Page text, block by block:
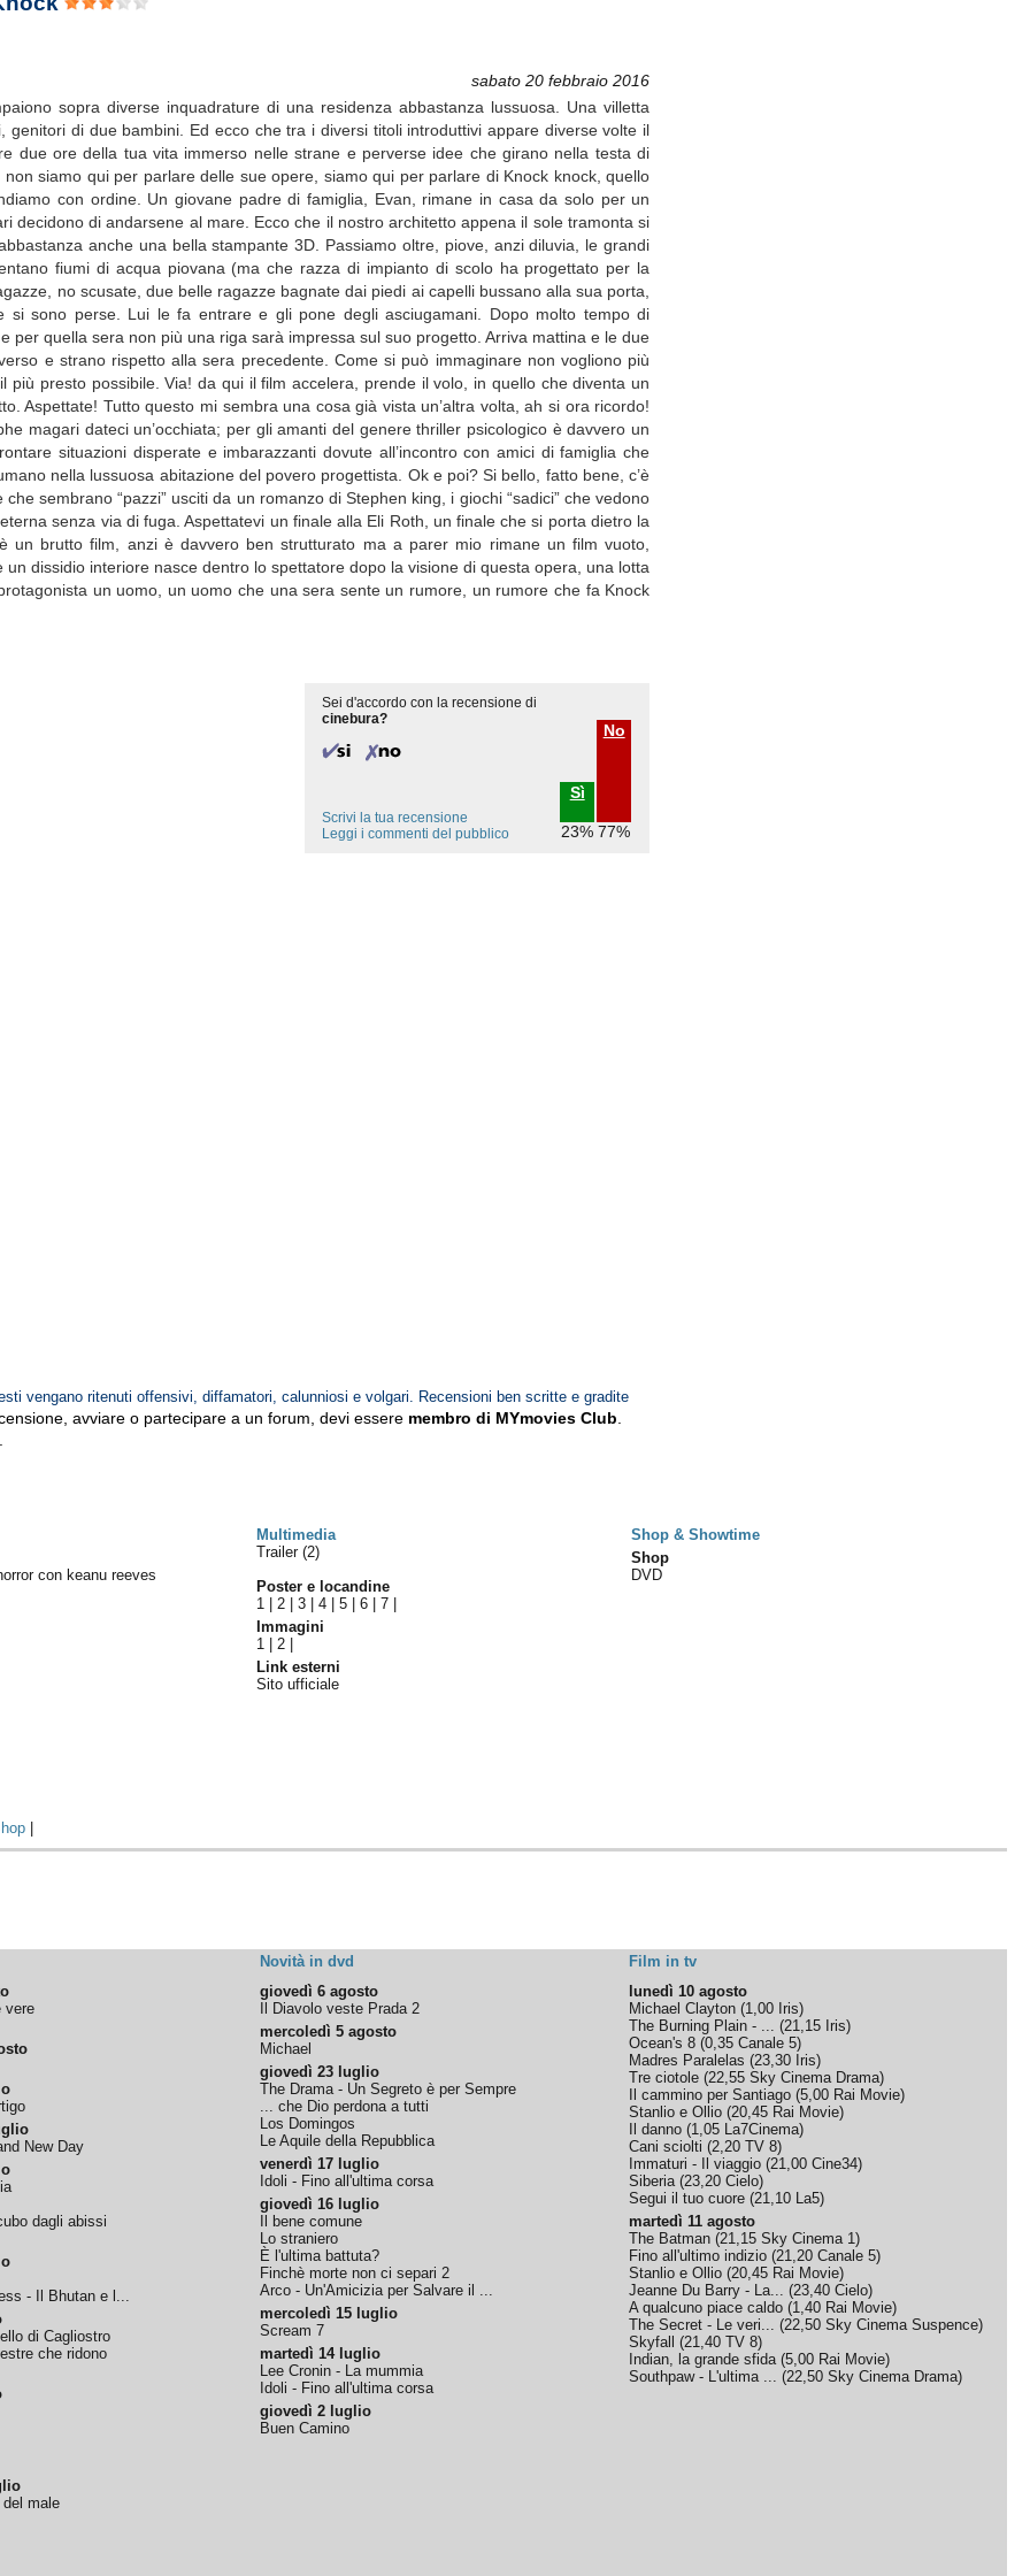
sabato 20 febbraio 2016
sopra diverse inquadrature di una residenza abbastanza lussuosa. Una villetta
di due bambini. Ed ecco che tra i diversi titoli introduttivi appare diverse volte il
due ore della tua vita immerso nelle strane e perverse idee che girano nella testa di
siamo qui per parlare delle sue opere, siamo qui per parlare di Knock knock, quello
con ordine. Un giovane padre di famiglia, Evan, rimane in casa da solo per un
decidono di andarsene al mare. Ecco che il nostro architetto appena il sole tramonta si
anche una bella stampante 3D. Passiamo oltre, piove, anzi diluvia, le grandi
fiumi di acqua piovana (ma che razza di impianto di scolo ha progettato per la
no scusate, due belle ragazze bagnate dai piedi ai capelli bussano alla sua porta,
sono perse. Lui le fa entrare e gli pone degli asciugamani. Dopo molto tempo di
per quella sera non più una riga sarà impressa sul suo progetto. Arriva mattina e le due
e strano rispetto alla sera precedente. Come si può immaginare non vogliono più
presto possibile. Via! da qui il film accelera, prende il volo, in quello che diventa un
Aspettate! Tutto questo mi sembra una cosa già vista un’altra volta, ah si ora ricordo!
magari dateci un’occhiata; per gli amanti del genere thriller psicologico è davvero un
situazioni disperate e imbarazzanti dovute all’incontro con amici di famiglia che
nella lussuosa abitazione del povero progettista. Ok e poi? Si bello, fatto bene, c’è
sembrano “pazzi” usciti da un romanzo di Stephen king, i giochi “sadici” che vedono
senza via di fuga. Aspettatevi un finale alla Eli Roth, un finale che si porta dietro la
brutto film, anzi è davvero ben strutturato ma a parer mio rimane un film vuoto,
dissidio interiore nasce dentro lo spettatore dopo la visione di questa opera, una lotta
un uomo, un uomo che una sera sente un rumore, un rumore che fa Knock
Sei d'accordo con la recensione di
cinebura?
Sì
23%
No
77%
Scrivi la tua recensione
Leggi i commenti del pubblico
vengano ritenuti offensivi, diffamatori, calunniosi e volgari. Recensioni ben scritte e gradite
avviare o partecipare a un forum, devi essere membro di MYmovies Club
Multimedia Shop & Showtime
con keanu reeves
Trailer (2)
Poster e locandine
1 |2 |3 |4 |5 |6 |7
Immagini
1 |2
Link esterni
Sito ufficiale
Shop
DVD
Novità in dvd
Film in tv
vere
New Day
dagli abissi
- Il Bhutan e l...
di Cagliostro
che ridono
male
giovedì 6 agosto
Il Diavolo veste Prada 2
mercoledì 5 agosto
Michael
giovedì 23 luglio
The Drama - Un Segreto è per Sempre
... che Dio perdona a tutti
Los Domingos
Le Aquile della Repubblica
venerdì 17 luglio
Idoli - Fino all'ultima corsa
giovedì 16 luglio
Il bene comune
Lo straniero
È l'ultima battuta?
Finchè morte non ci separi 2
Arco - Un'Amicizia per Salvare il ...
mercoledì 15 luglio
Scream 7
martedì 14 luglio
Lee Cronin - La mummia
Idoli - Fino all'ultima corsa
giovedì 2 luglio
Buen Camino
lunedì 10 agosto
Michael Clayton (1,00 Iris)
The Burning Plain - ... (21,15 Iris)
Ocean's 8 (0,35 Canale 5)
Madres Paralelas (23,30 Iris)
Tre ciotole (22,55 Sky Cinema Drama)
Il cammino per Santiago (5,00 Rai Movie)
Stanlio e Ollio (20,45 Rai Movie)
Il danno (1,05 La7Cinema)
Cani sciolti (2,20 TV 8)
Immaturi - Il viaggio (21,00 Cine34)
Siberia(23,20 Cielo)
Segui il tuo cuore (21,10 La5)
martedì 11 agosto
The Batman (21,15 Sky Cinema 1)
Fino all'ultimo indizio (21,20 Canale 5)
Stanlio e Ollio (20,45 Rai Movie)
Jeanne Du Barry - La... (23,40 Cielo)
A qualcuno piace caldo (1,40 Rai Movie)
The Secret - Le veri... (22,50 Sky Cinema Suspence)
Skyfall (21,40 TV 8)
Indian, la grande sfida(5,00 Rai Movie)
Southpaw - L'ultima ... (22,50 Sky Cinema Drama)